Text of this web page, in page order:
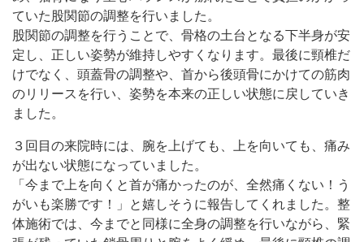
ていた股関節の調整を行いました。
股関節の調整を行うことで、骨格の土台となる下半身が安
定し、正しい姿勢が維持しやすくなります。最後に頸椎だ
けでなく、頭蓋骨の調整や、首から後頭骨にかけての筋肉
のリリースを行い、姿勢を本来の正しい状態に戻していき
ました。
３回目の来院時には、腕を上げても、上を向いても、痛み
が出ない状態になっていました。
「今まで上を向くと首が痛かったのが、全然痛くない！う
がいも楽勝です！」と嬉しそうに報告してくれました。 整
体施術では、今までと同様に全身の調整を行いながら、緊